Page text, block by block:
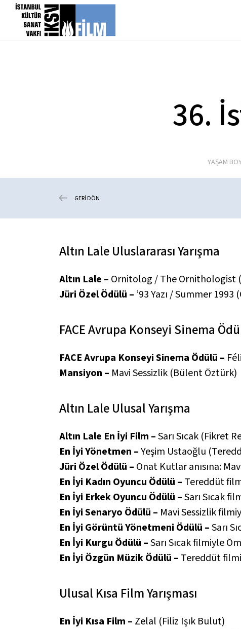
icerigi atla
36.
YAŞAM
GERİ DÖN
Altın Lale Uluslararası Yarışma
Altın Lale – Ornitolog / The Ornithologist
Jüri Özel Ödülü – ’93 Yazı / Summer 1993
FACE Avrupa Konseyi Sinema
FACE Avrupa Konseyi Sinema Ödülü –
Mansiyon – Mavi Sessizlik (Bülent Öztürk)
Altın Lale Ulusal Yarışma
Altın Lale En İyi Film –Sarı Sıcak (Fikret
En İyi Yönetmen –Yeşim Ustaoğlu
Jüri Özel Ödülü – Onat Kutlar anısına:
En İyi Kadın Oyuncu Ödülü – Tereddüt
En İyi Erkek Oyuncu Ödülü –Sarı Sıcak
En İyi Senaryo Ödülü – Mavi Sessizlik
En İyi Görüntü Yönetmeni Ödülü –Sarı
En İyi Kurgu Ödülü –Sarı Sıcakfilmiyle
En İyi Özgün Müzik Ödülü – Tereddüt
Ulusal Kısa Film Yarışması
En İyi Kısa Film – Zelal (Filiz Işık Bulut)